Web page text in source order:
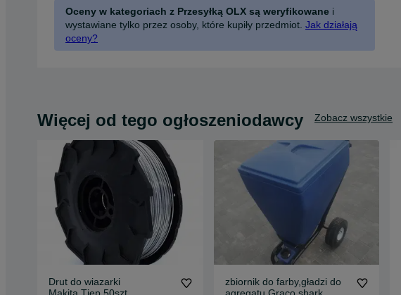
Oceny w kategoriach z Przesyłką OLX są weryfikowane i
wystawiane tylko przez osoby, które kupiły przedmiot. Jak działają
oceny?
Więcej od tego ogłoszeniodawcy Zobacz wszystkie
Drut do wiazarki
Makita,Tjep 50szt
zbiornik do farby,gładzi do
agregatu Graco,shark